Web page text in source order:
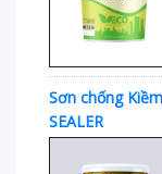
Sơn chống
SEALER